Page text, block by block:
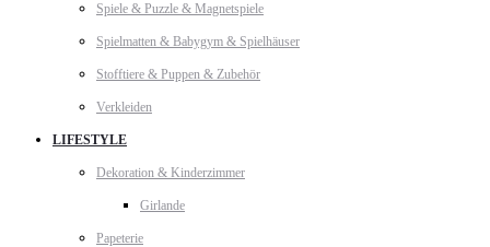
Spiele & Puzzle & Magnetspiele
Spielmatten & Babygym & Spielhäuser
Stofftiere & Puppen & Zubehör
Verkleiden
LIFESTYLE
Dekoration & Kinderzimmer
Girlande
Papeterie